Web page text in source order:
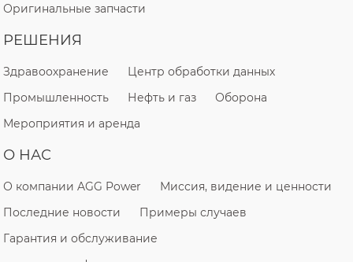
Оригинальные запчасти
РЕШЕНИЯ
Здравоохранение
Центр обработки данных
Промышленность
Нефть и газ
Оборона
Мероприятия и аренда
О НАС
О компании AGG Power
Миссия, видение и ценности
Последние новости
Примеры случаев
Гарантия и обслуживание